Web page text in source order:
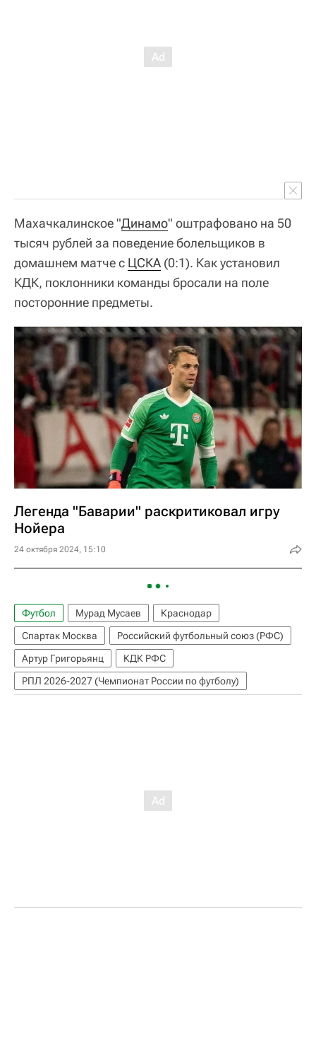
Махачкалинское "Динамо" оштрафовано на 50
тысяч рублей за поведение болельщиков в
домашнем матче с ЦСКА (0:1). Как установил
КДК, поклонники команды бросали на поле
посторонние предметы.
Легенда "Баварии" раскритиковал игру
Нойера
24 октября 2024, 15:10
Футбол Мурад Мусаев
Краснодар
Спартак Москва
Российский футбольный союз (РФС)
Артур Григорьянц
КДК РФС
РПЛ 2026-2027 (Чемпионат России по футболу)